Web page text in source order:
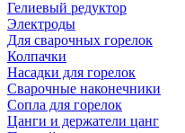
Гелиевый редуктор
Электроды
Для сварочных горелок
Колпачки
Насадки для горелок
Сварочные наконечники
Сопла для горелок
Цанги и держатели цанг